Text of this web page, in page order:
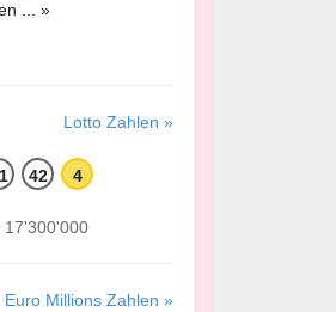
... »
Lotto Zahlen »
42 4
17'300'000
Euro Millions Zahlen »